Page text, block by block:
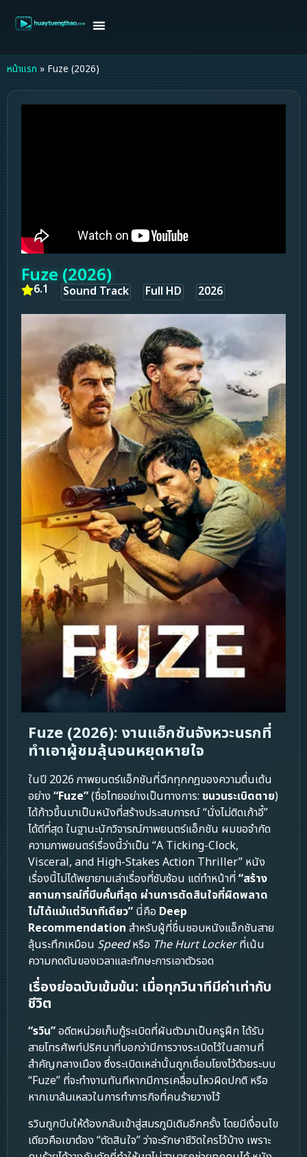
หน้าแรก » Fuze (2026)
Fuze (2026)
6.1 Sound Track Full HD 2026
Fuze (2026): งานแอ็กชันจังหวะนรกที่
ทำเอาผู้ชมลุ้นจนหยุดหายใจ
ในปี 2026 ภาพยนตร์แอ็กชันที่ฉีกทุกกฎของความตื่นเต้น
อย่าง “Fuze”(ชื่อไทยอย่างเป็นทางการ: ชนวนระเบิดตาย)
ได้ก้าวขึ้นมาเป็นหนังที่สร้างประสบการณ์ “นั่งไม่ติดเก้าอี้”
ได้ดีที่สุด ในฐานะนักวิจารณ์ภาพยนตร์แอ็กชัน ผมขอจำกัด
ความภาพยนตร์เรื่องนี้ว่าเป็น “A Ticking-Clock,
Visceral, and High-Stakes Action Thriller” หนัง
เรื่องนี้ไม่ได้พยายามเล่าเรื่องที่ซับซ้อน แต่ทำหน้าที่“สร้าง
สถานการณ์ที่บีบคั้นที่สุด ผ่านการตัดสินใจที่ผิดพลาด
ไม่ได้แม้แต่วินาทีเดียว” นี่คือ Deep
Recommendation สำหรับผู้ที่ชื่นชอบหนังแอ็กชันสาย
ลุ้นระทึกเหมือน Speedหรือ The Hurt Lockerที่เน้น
ความกดดันของเวลาและทักษะการเอาตัวรอด
เรื่องย่อฉบับเข้มข้น: เมื่อทุกวินาทีมีค่าเท่ากับ
ชีวิต
“รวิน”อดีตหน่วยเก็บกู้ระเบิดที่ผันตัวมาเป็นครูฝึก ได้รับ
สายโทรศัพท์ปริศนาที่บอกว่ามีการวางระเบิดไว้ในสถานที่
สำคัญกลางเมือง ซึ่งระเบิดเหล่านั้นถูกเชื่อมโยงไว้ด้วยระบบ
“Fuze” ที่จะทำงานทันทีหากมีการเคลื่อนไหวผิดปกติ หรือ
หากเขาล้มเหลวในการทำภารกิจที่คนร้ายวางไว้
รวินถูกบีบให้ต้องกลับเข้าสู่สมรภูมิเดิมอีกครั้ง โดยมีเงื่อนไข
เดียวคือเขาต้อง “ตัดสินใจ” ว่าจะรักษาชีวิตใครไว้บ้าง เพราะ